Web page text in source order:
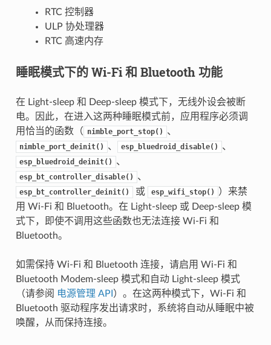
RTC 控制器
ULP 协处理器
RTC 高速内存
睡眠模式下的 Wi-Fi 和 Bluetooth 功能
在 Light-sleep 和 Deep-sleep 模式下，无线外设会被断
电。因此，在进入这两种睡眠模式前，应用程序必须调
用恰当的函数（
nimble_port_stop() 、
nimble_port_deinit() 、 esp_bluedroid_disable() 、
esp_bluedroid_deinit() 、
esp_bt_controller_disable() 、
esp_bt_controller_deinit() 或 esp_wifi_stop()
）来禁
用 Wi-Fi 和 Bluetooth。在 Light-sleep 或 Deep-sleep 模
式下，即使不调用这些函数也无法连接 Wi-Fi 和
Bluetooth。
如需保持 Wi-Fi 和 Bluetooth 连接，请启用 Wi-Fi 和
Bluetooth Modem-sleep 模式和自动 Light-sleep 模式
（请参阅 电源管理 API ）。在这两种模式下，Wi-Fi 和
Bluetooth 驱动程序发出请求时，系统将自动从睡眠中被
唤醒，从而保持连接。